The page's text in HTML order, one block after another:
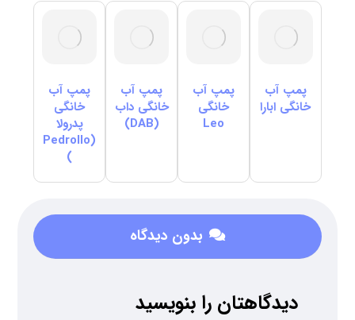
پمپ آب
خانگی ابارا
پمپ آب
خانگی
Leo
پمپ آب
خانگی داب
(DAB)
پمپ آب
خانگی
پدرولا
(Pedrollo
)
بدون دیدگاه
دیدگاهتان را بنویسید